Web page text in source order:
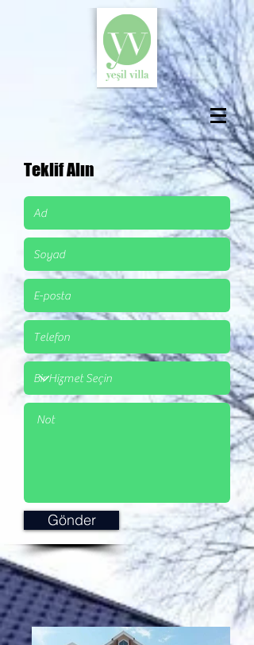
Teklif Alın
Gönder